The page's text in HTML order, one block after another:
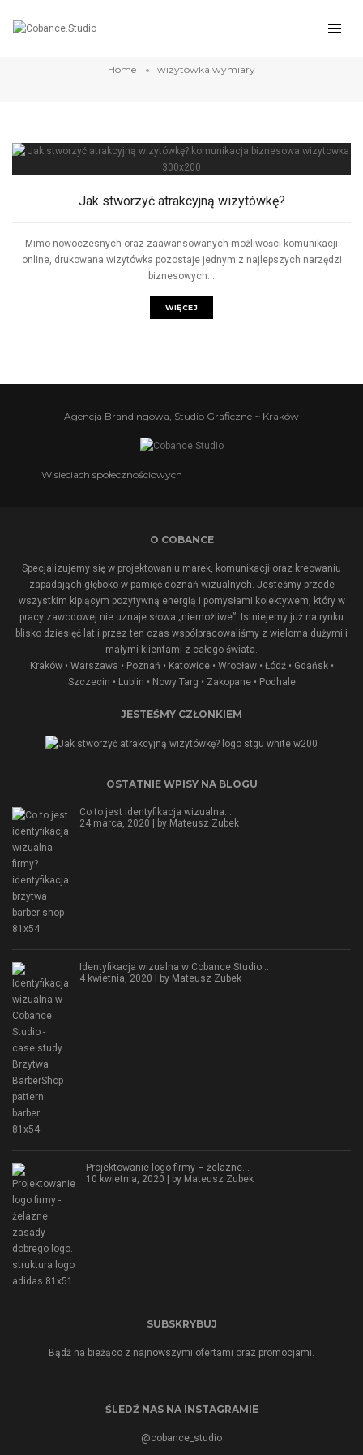
wizytówka wymiary
Home wizytówka wymiary
Jak stworzyć atrakcyjną wizytówkę?
Mimo nowoczesnych oraz zaawansowanych możliwości komunikacji
online, drukowana wizytówka pozostaje jednym z najlepszych narzędzi
biznesowych...
WIĘCEJ
Agencja Brandingowa, Studio Graficzne ~ Kraków
W sieciach społecznościowych
O COBANCE
Specjalizujemy się w projektowaniu marek, komunikacji oraz kreowaniu
zapadająch głęboko w pamięć doznań wizualnych. Jesteśmy przede
wszystkim kipiącym pozytywną energią i pomysłami kolektywem, który w
pracy zawodowej nie uznaje słowa „niemożliwe”. Istniejemy już na rynku
blisko dziesięć lat i przez ten czas współpracowaliśmy z wieloma dużymi i
małymi klientami z całego świata.
Kraków • Warszawa • Poznań • Katowice • Wrocław • Łódź • Gdańsk •
Szczecin • Lublin • Nowy Targ • Zakopane• Podhale
JESTEŚMY CZŁONKIEM
OSTATNIE WPISY NA BLOGU
Co to jest identyfikacja wizualna…
24 marca, 2020 | by Mateusz Zubek
Identyfikacja wizualna w Cobance Studio…
4 kwietnia, 2020 | by Mateusz Zubek
Projektowanie logo firmy – żelazne…
10 kwietnia, 2020 | by Mateusz Zubek
SUBSKRYBUJ
Bądź na bieżąco z najnowszymi ofertami oraz promocjami.
ŚLEDŹ NAS NA INSTAGRAMIE
@cobance_studio